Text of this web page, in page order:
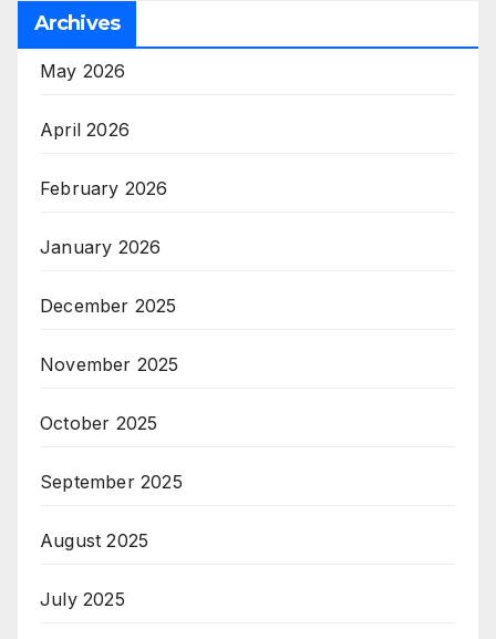
Archives
May 2026
April 2026
February 2026
January 2026
December 2025
November 2025
October 2025
September 2025
August 2025
July 2025